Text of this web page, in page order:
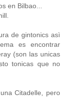
en Bilbao...
de gintonics asì
es encontrar
(son las unicas
tonicas que no
Citadelle, pero